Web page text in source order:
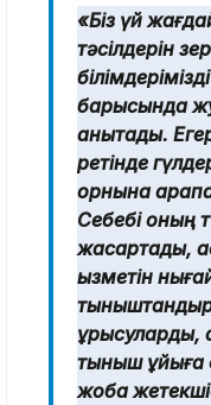
«Біз үй
тәсілдерін
барысында
анықтадық.
ретінде
орнына
Себебі оның
жақсартады,
қызметін
құрысуларды,
тыныш ұйқыға
жоба